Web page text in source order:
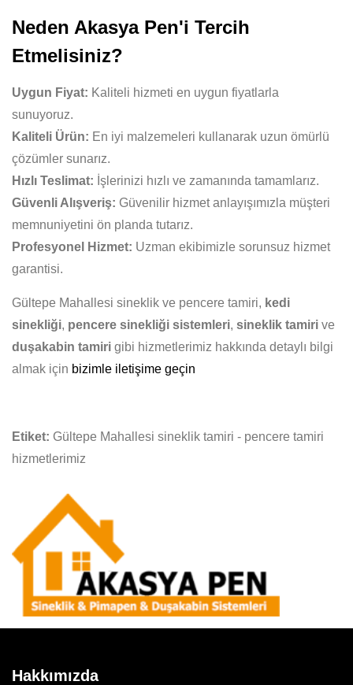
Neden Akasya Pen'i Tercih
Etmelisiniz?
Uygun Fiyat: Kaliteli hizmeti en uygun fiyatlarla
sunuyoruz.
Kaliteli Ürün: En iyi malzemeleri kullanarak uzun ömürlü
çözümler sunarız.
Hızlı Teslimat: İşlerinizi hızlı ve zamanında tamamlarız.
Güvenli Alışveriş: Güvenilir hizmet anlayışımızla müşteri
memnuniyetini ön planda tutarız.
Profesyonel Hizmet: Uzman ekibimizle sorunsuz hizmet
garantisi.
Gültepe Mahallesi sineklik ve pencere tamiri, kedi
sinekliği, pencere sinekliği sistemleri, sineklik tamiri ve
duşakabin tamiri gibi hizmetlerimiz hakkında detaylı bilgi
almak için bizimle iletişime geçin
Etiket: Gültepe Mahallesi sineklik tamiri - pencere tamiri
hizmetlerimiz
Hakkımızda